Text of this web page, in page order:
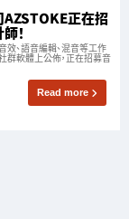
正在招
！
、語音編輯、混音等工作
群軟體上公佈，正在招募音
Read more